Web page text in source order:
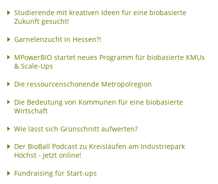
Studierende mit kreativen Ideen für eine biobasierte
Zukunft gesucht!
Garnelenzucht in Hessen?!
MPowerBIO startet neues Programm für biobasierte KMUs
& Scale-Ups
Die ressourcenschonende Metropolregion
Die Bedeutung von Kommunen für eine biobasierte
Wirtschaft
Wie lässt sich Grünschnitt aufwerten?
Der BioBall Podcast zu Kreisläufen am Industriepark
Höchst - Jetzt online!
Fundraising für Start-ups